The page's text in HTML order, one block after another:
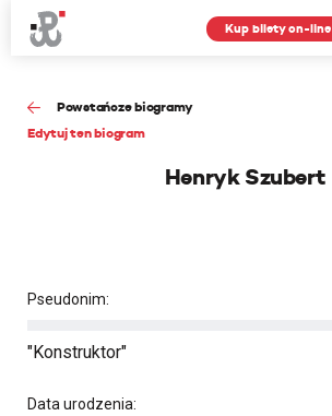
Kup bilety on-line
Powstańcze biogramy
Edytuj ten biogram
Henryk Szubert
Pseudonim:
"Konstruktor"
Data urodzenia: